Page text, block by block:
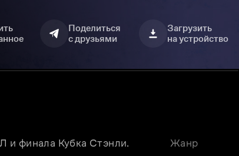
Поделиться
с друзьями
Загрузить
на устройство
и финала Кубка Стэнли. Жанр